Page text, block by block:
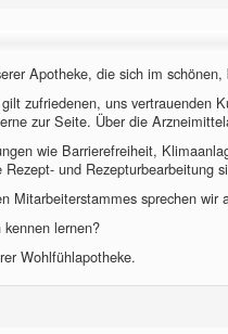
Apotheke, die sich im
zufriedenen, uns vertrauenden
zur Seite. Über die
wie Barrierefreiheit,
und Rezepturbearbeitung
Mitarbeiterstammes sprechen
lernen?
Wohlfühlapotheke.